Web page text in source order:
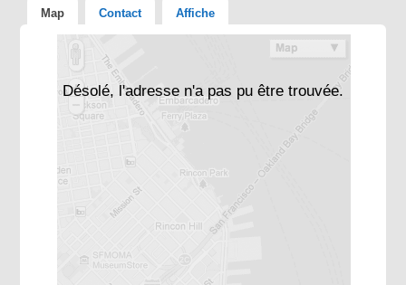
Map Contact Affiche
Désolé, l'adresse n'a pas pu être trouvée.